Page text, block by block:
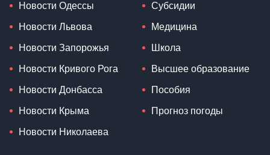
Новости Одессы
Новости Львова
Новости Запорожья
Новости Кривого Рога
Новости Донбасса
Новости Крыма
Новости Николаева
Субсидии
Медицина
Школа
Высшее образование
Пособия
Прогноз погоды